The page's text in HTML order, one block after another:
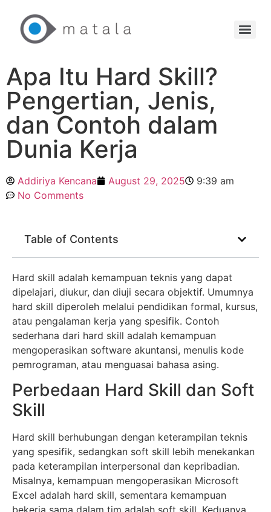
Apa Itu Hard Skill?
Pengertian, Jenis,
dan Contoh dalam
Dunia Kerja
Addiriya Kencana August 29, 2025
9:39 am
No Comments
Table of Contents
Hard skill adalah kemampuan teknis yang dapat
dipelajari, diukur, dan diuji secara objektif. Umumnya
hard skill diperoleh melalui pendidikan formal, kursus,
atau pengalaman kerja yang spesifik. Contoh
sederhana dari hard skill adalah kemampuan
mengoperasikan software akuntansi, menulis kode
pemrograman, atau menguasai bahasa asing.
Perbedaan Hard Skill dan Soft
Skill
Hard skill berhubungan dengan keterampilan teknis
yang spesifik, sedangkan soft skill lebih menekankan
pada keterampilan interpersonal dan kepribadian.
Misalnya, kemampuan mengoperasikan Microsoft
Excel adalah hard skill, sementara kemampuan